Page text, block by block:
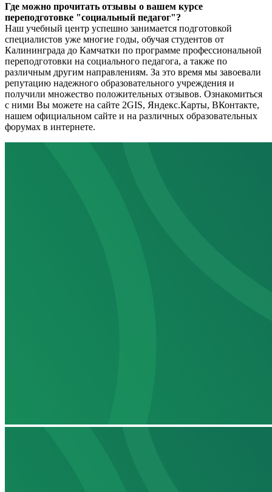
Где можно прочитать отзывы о вашем курсе
переподготовке "социальный педагог"?
Наш учебный центр успешно занимается подготовкой
специалистов уже многие годы, обучая студентов от
Калининграда до Камчатки по программе профессиональной
переподготовки на социального педагога, а также по
различным другим направлениям. За это время мы завоевали
репутацию надежного образовательного учреждения и
получили множество положительных отзывов. Ознакомиться
с ними Вы можете на сайте 2GIS, Яндекс.Карты, ВКонтакте,
нашем официальном сайте и на различных образовательных
форумах в интернете.